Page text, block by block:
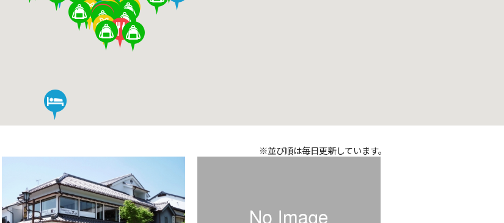
※並び順は毎日更新しています。